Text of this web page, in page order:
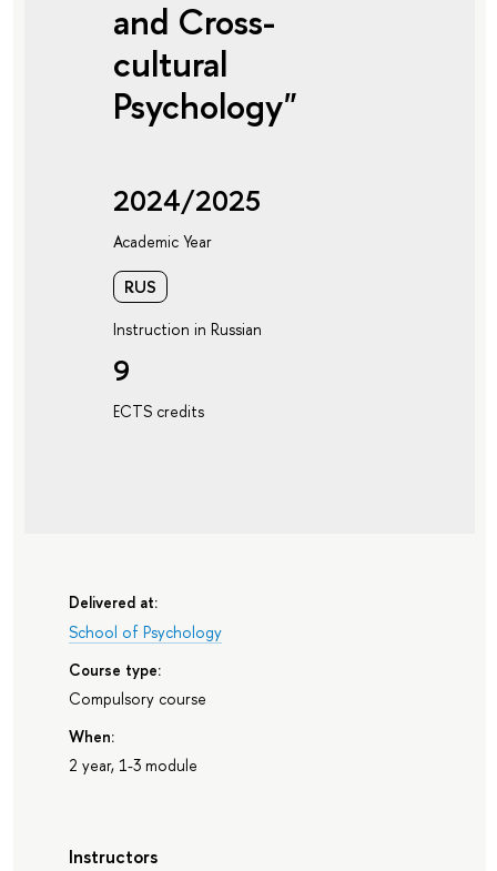
and Cross-
cultural
Psychology"
2024/2025
Academic Year
RUS
Instruction in Russian
9
ECTS credits
Delivered at:
School of Psychology
Course type:
Compulsory course
When:
2 year, 1-3 module
Instructors